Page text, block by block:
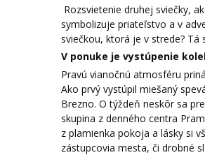
Rozsvietenie druhej sviečky,
symbolizuje priateľstvo a v
sviečkou, ktorá je v strede?
V ponuke je vystúpenie
Pravú vianočnú atmosféru
Ako prvý vystúpil miešaný
Brezno. O týždeň neskôr sa
skupina z denného centra
z plamienka pokoja a lásky si
zástupcovia mesta, či drobné